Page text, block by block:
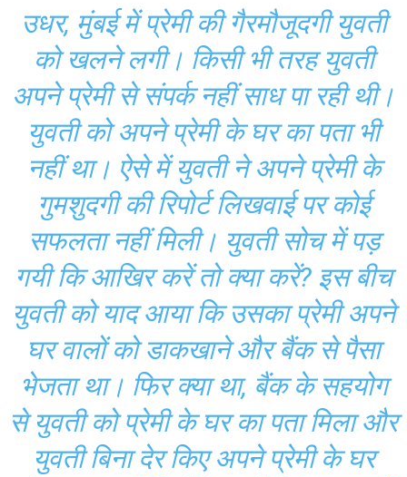
उधर, मुंबई में प्रेमी की गैरमौजूदगी युवती
को खलने लगी। किसी भी तरह युवती
अपने प्रेमी से संपर्क नहीं साध पा रही थी।
युवती को अपने प्रेमी के घर का पता भी
नहीं था। ऐसे में युवती ने अपने प्रेमी के
गुमशुदगी की रिपोर्ट लिखवाई पर कोई
सफलता नहीं मिली। युवती सोच में पड़
गयी कि आखिर करें तो क्या करें? इस बीच
युवती को याद आया कि उसका प्रेमी अपने
घर वालों को डाकखाने और बैंक से पैसा
भेजता था। फिर क्या था, बैंक के सहयोग
से युवती को प्रेमी के घर का पता मिला और
युवती बिना देर किए अपने प्रेमी के घर